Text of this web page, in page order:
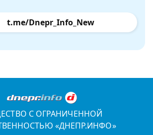
t.me/Dnepr_Info_New
С ОГРАНИЧЕННОЙ
«ДНЕПР.ИНФО»